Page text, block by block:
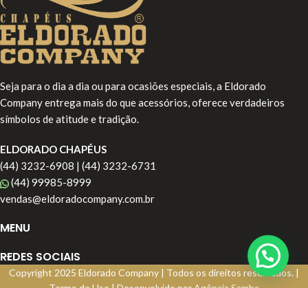
Seja para o dia a dia ou para ocasiões especiais, a Eldorado
Company entrega mais do que acessórios, oferece verdadeiros
símbolos de atitude e tradição.
ELDORADO CHAPÉUS
(44) 3232-6908 | (44) 3232-6731
(44) 99985-8999
vendas@eldoradocompany.com.br
MENU
REDES SOCIAIS
Copyright 2025 Eldorado Company | Todos os direitos reservados. |